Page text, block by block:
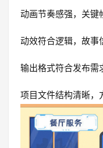
动画节奏感强，关键
动效符合逻辑，故事
输出格式符合发布需
项目文件结构清晰，